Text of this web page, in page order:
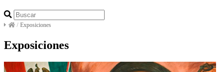
/ Exposiciones
Exposiciones